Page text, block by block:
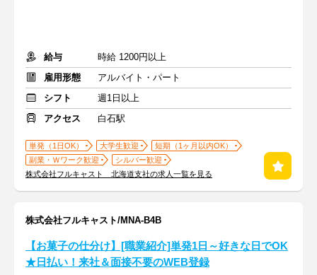
給与
時給 1200円以上
雇用形態
アルバイト・パート
シフト
週1日以上
アクセス
白石駅
単発（1日OK） 大学生歓迎
短期（1ヶ月以内OK）
副業・Ｗワーク歓迎
シルバー歓迎
株式会社フルキャスト 北海道支社の求人一覧を見る
株式会社フルキャスト/MNA-B4B
【お菓子の仕分け】[職業紹介]単発1日～好きな日でOK
★日払い！来社＆面接不要のWEB登録